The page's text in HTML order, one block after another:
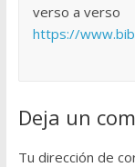
verso a verso
https://
Deja un
Tu dirección de